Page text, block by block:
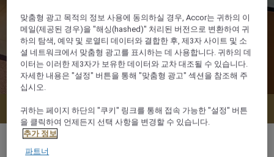
지금 예약
맞춤형 광고 목적의 정보 사용에 동의하실 경우, Accor는 귀하의 이
메일(제공된 경우)을 "해싱(hashed)" 처리된 버전으로 변환하여 귀
하의 탐색, 예약 및 로열티 데이터와 결합한 후, 제3자 사이트 및 소
셜 네트워크에서 맞춤형 광고를 표시하는 데 사용합니다. 귀하의 데
이터는 이러한 제3자가 보유한 데이터와 교차 대조될 수 있습니다.
자세한 내용은 "설정" 버튼을 통해 "맞춤형 광고" 섹션을 참조해 주
십시오.
귀하는 페이지 하단의 "쿠키" 링크를 통해 접속 가능한 "설정" 버튼
을 클릭하여 언제든지 선택 사항을 변경할 수 있습니다.
추가 정보
파트너